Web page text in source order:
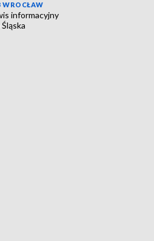
WROCŁAW
informacyjny